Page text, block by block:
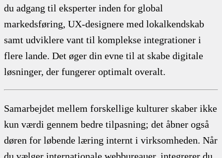
du adgang til eksperter inden for global
markedsføring, UX-designere med lokalkendskab
samt udviklere vant til komplekse integrationer i
flere lande. Det øger din evne til at skabe digitale
løsninger, der fungerer optimalt overalt.
Samarbejdet mellem forskellige kulturer skaber ikke
kun værdi gennem bedre tilpasning; det åbner også
døren for løbende læring internt i virksomheden. Når